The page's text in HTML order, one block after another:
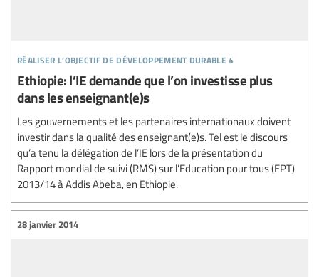
réaliser l’objectif de développement durable 4
Ethiopie: l’IE demande que l’on investisse plus
dans les enseignant(e)s
Les gouvernements et les partenaires internationaux doivent
investir dans la qualité des enseignant(e)s. Tel est le discours
qu’a tenu la délégation de l’IE lors de la présentation du
Rapport mondial de suivi (RMS) sur l’Education pour tous (EPT)
2013/14 à Addis Abeba, en Ethiopie.
28 janvier 2014